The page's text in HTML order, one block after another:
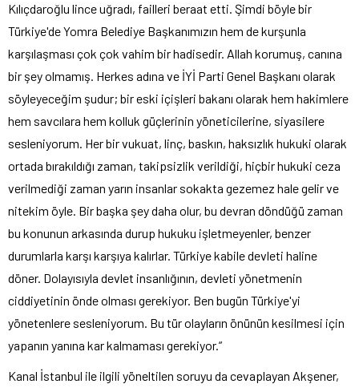
Kılıçdaroğlu lince uğradı, failleri beraat etti. Şimdi böyle bir
Türkiye'de Yomra Belediye Başkanımızın hem de kurşunla
karşılaşması çok çok vahim bir hadisedir. Allah korumuş, canına
bir şey olmamış. Herkes adına ve İYİ Parti Genel Başkanı olarak
söyleyeceğim şudur; bir eski içişleri bakanı olarak hem hakimlere
hem savcılara hem kolluk güçlerinin yöneticilerine, siyasilere
sesleniyorum. Her bir vukuat, linç, baskın, haksızlık hukuki olarak
ortada bırakıldığı zaman, takipsizlik verildiği, hiçbir hukuki ceza
verilmediği zaman yarın insanlar sokakta gezemez hale gelir ve
nitekim öyle. Bir başka şey daha olur, bu devran döndüğü zaman
bu konunun arkasında durup hukuku işletmeyenler, benzer
durumlarla karşı karşıya kalırlar. Türkiye kabile devleti haline
döner. Dolayısıyla devlet insanlığının, devleti yönetmenin
ciddiyetinin önde olması gerekiyor. Ben bugün Türkiye'yi
yönetenlere sesleniyorum. Bu tür olayların önünün kesilmesi için
yapanın yanına kar kalmaması gerekiyor.”
Kanal İstanbul ile ilgili yöneltilen soruyu da cevaplayan Akşener,